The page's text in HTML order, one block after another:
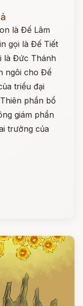
là Đế Lâm
gọi là Đế Tiết
là Đức Thánh
ngôi cho Đế
triều đại
phần bổ
giám phần
trưởng của